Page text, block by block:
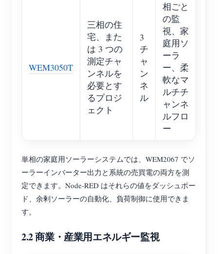
WEM3050T
三相の住
宅、また
は 3 つの
測定チャ
ンネルを
必要とす
るプロジ
ェクト
3
チ
ャ
ン
ネ
ル
相ごと
の監
視、家
庭用ソ
ーラ
ー、柔
軟なマ
ルチチ
ャンネ
ルフロ
ー
単相の家庭用ソーラーシステムでは、WEM2067 でソ
ーラーインバーター出力と系統の売買電の両方を測
定できます。Node-RED はそれらの値をダッシュボー
ド、余剰ソーラーの自動化、負荷制御に使用できま
す。
2.2 商業・産業用エネルギー監視